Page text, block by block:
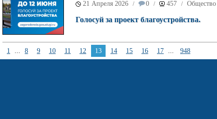
21 Апреля 2026 / 0 / 457 / Общество
Голосуй за проект благоустройства.
1 ... 8 9 10 11 12 13 14 15 16 17 ... 948